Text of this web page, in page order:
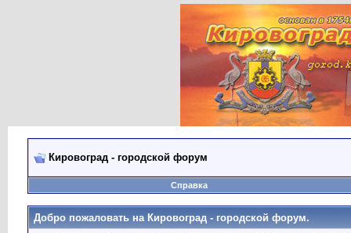
Кировоград - городской форум
Справка
Добро пожаловать на Кировоград - городской форум.